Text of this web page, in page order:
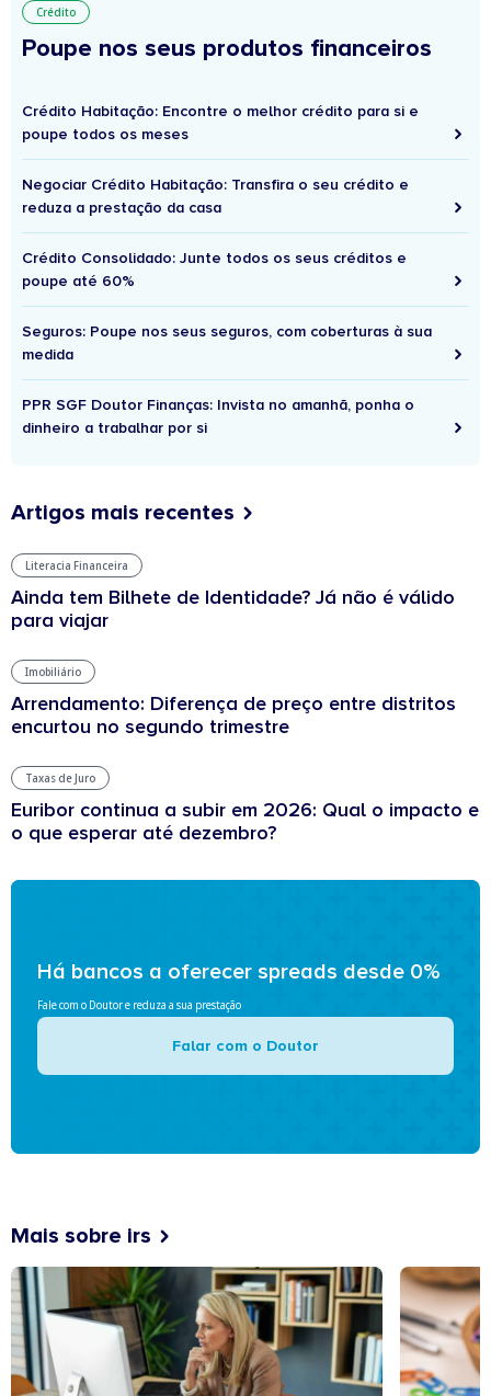
Crédito
Poupe nos seus produtos financeiros
Crédito Habitação: Encontre o melhor crédito para si e
poupe todos os meses
Negociar Crédito Habitação: Transfira o seu crédito e
reduza a prestação da casa
Crédito Consolidado: Junte todos os seus créditos e
poupe até 60%
Seguros: Poupe nos seus seguros, com coberturas à sua
medida
PPR SGF Doutor Finanças: Invista no amanhã, ponha o
dinheiro a trabalhar por si
Artigos mais recentes
Literacia Financeira
Ainda tem Bilhete de Identidade? Já não é válido
para viajar
Imobiliário
Arrendamento: Diferença de preço entre distritos
encurtou no segundo trimestre
Taxas de Juro
Euribor continua a subir em 2026: Qual o impacto e
o que esperar até dezembro?
Há bancos a oferecer spreads desde 0%
Fale com o Doutor e reduza a sua prestação
Falar com o Doutor
Mais sobre irs